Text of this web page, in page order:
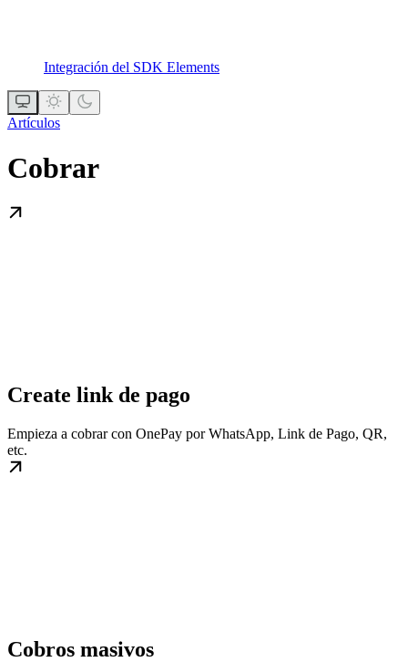
Integración del SDK Elements
Artículos
Cobrar
Create link de pago
Empieza a cobrar con OnePay por WhatsApp, Link de Pago, QR,
etc.
Cobros masivos